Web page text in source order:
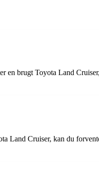
en brugt Toyota Land
Land Cruiser, kan du